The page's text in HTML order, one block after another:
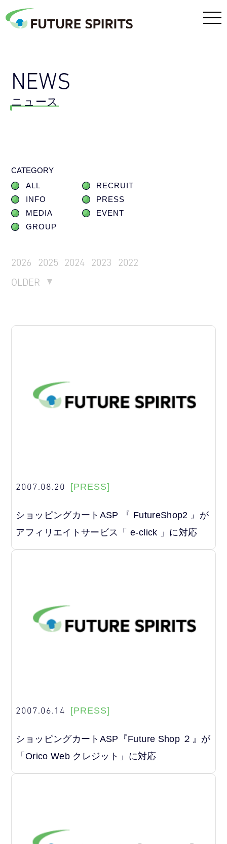
NEWS
ニュース
CATEGORY
ALL
RECRUIT
INFO
PRESS
MEDIA
EVENT
GROUP
2026 2025 2024 2023
2022
OLDER
2007.08.20 [PRESS]
ショッピングカートASP 『 FutureShop2 』が
アフィリエイトサービス「 e-click 」に対応
2007.06.14 [PRESS]
ショッピングカートASP『Future Shop ２』が
「Orico Web クレジット」に対応